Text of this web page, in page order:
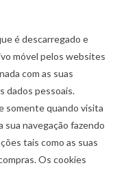
é descarregado e
móvel pelos websites
com as suas
dados pessoais.
somente quando visita
sua navegação fazendo
tais como as suas
Os cookies